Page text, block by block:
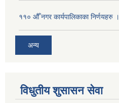
११० औँ नगर कार्यपालिकाका निर्णयहरु ।
अन्य
विधुतीय शुसासन सेवा